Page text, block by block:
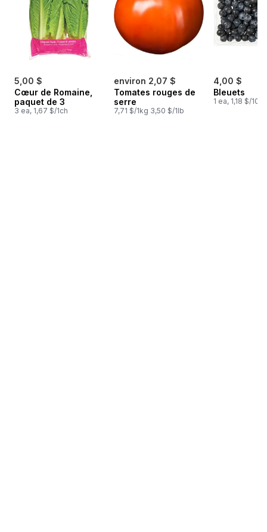
5,00 $
Cœur de Romaine,
paquet de 3
3 ea, 1,67 $/1ch
environ 2,07 $
Tomates rouges de
serre
7,71 $/1kg 3,50 $/1lb
4,00 $
Bleuets
1 ea, 1,18 $/